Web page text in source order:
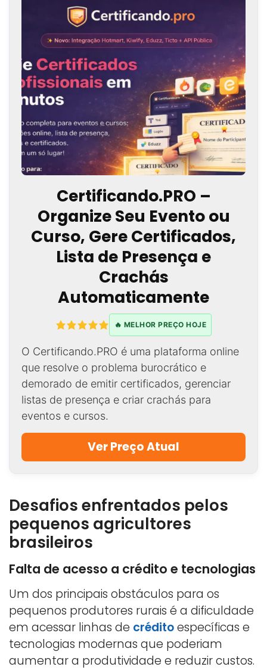
Certificando.PRO –
Organize Seu Evento ou
Curso, Gere Certificados,
Lista de Presença e
Crachás
Automaticamente
🔥 MELHOR PREÇO HOJE
O Certificando.PRO é uma plataforma online
que resolve o problema burocrático e
demorado de emitir certificados, gerenciar
listas de presença e criar crachás para
eventos e cursos.
Ver Preço Atual
Desafios enfrentados pelos
pequenos agricultores
brasileiros
Falta de acesso a crédito e tecnologias
Um dos principais obstáculos para os
pequenos produtores rurais é a dificuldade
em acessar linhas de créditoespecíficas e
tecnologias modernas que poderiam
aumentar a produtividade e reduzir custos.